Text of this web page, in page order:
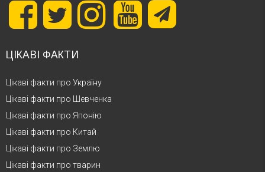
ЦІКАВІ ФАКТИ
Цікаві факти про Україну
Цікаві факти про Шевченка
Цікаві факти про Японію
Цікаві факти про Китай
Цікаві факти про Землю
Цікаві факти про тварин